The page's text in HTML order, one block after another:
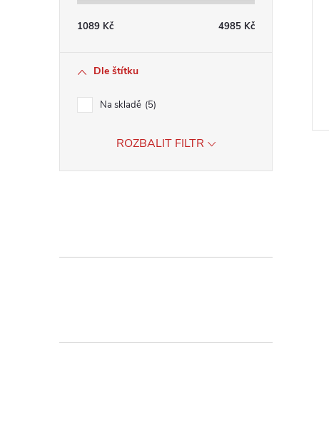
1089 Kč 4985 Kč
Dle štítku
Na skladě 5
ROZBALIT FILTR